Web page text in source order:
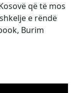
që të mos
e rëndë
Burim